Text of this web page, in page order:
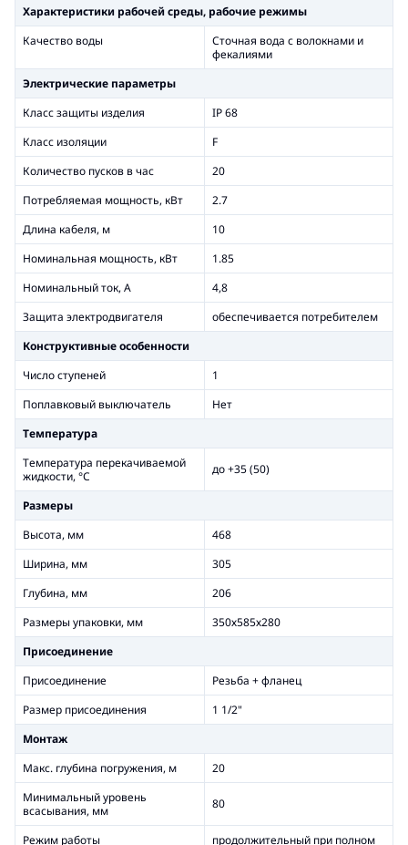
Xарактеристики рабочей среды, рабочие режимы
Качество воды
Сточная вода с волокнами и
фекалиями
Электрические параметры
Класс защиты изделия
IP 68
Класс изоляции
F
Количество пусков в час
20
Потребляемая мощность, кВт
2.7
Длина кабеля, м
10
Номинальная мощность, кВт
1.85
Номинальный ток, А
4,8
Защита электродвигателя
обеспечивается потребителем
Конструктивные особенности
Число ступеней
1
Поплавковый выключатель
Нет
Температура
Температура перекачиваемой
жидкости, °С
до +35 (50)
Размеры
Высота, мм
468
Ширина, мм
305
Глубина, мм
206
Размеры упаковки, мм
350х585х280
Присоединение
Присоединение
Резьба + фланец
Размер присоединения
1 1/2"
Монтаж
Макс. глубина погружения, м
20
Минимальный уровень
всасывания, мм
80
Режим работы продолжительный при полном